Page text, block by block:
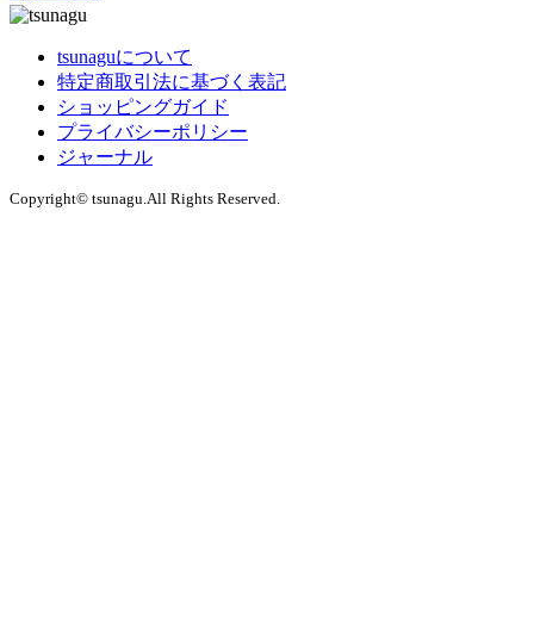
tsunaguについて
特定商取引法に基づく表記
ショッピングガイド
プライバシーポリシー
ジャーナル
Copyright© tsunagu.All Rights Reserved.